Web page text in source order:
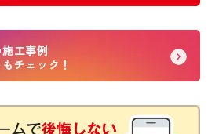
工事例
チェック！